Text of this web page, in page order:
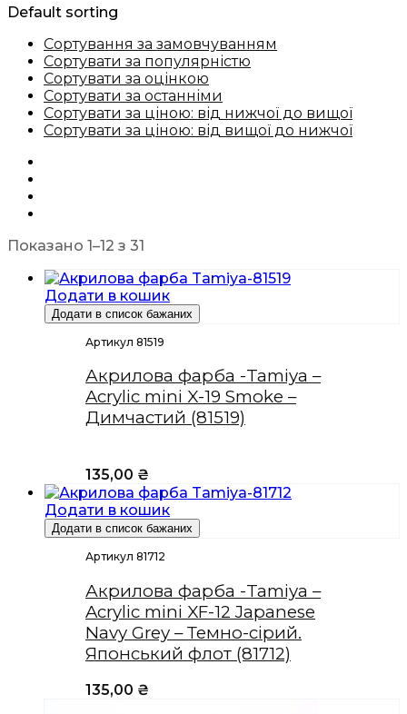
Default sorting
Сортування за замовчуванням
Сортувати за популярністю
Сортувати за оцінкою
Сортувати за останніми
Сортувати за ціною: від нижчої до вищої
Сортувати за ціною: від вищої до нижчої
Показано 1–12 з 31
Додати в кошик
Додати в список бажаних
Артикул 81519
Акрилова фарба -Tamiya –
Acrylic mini X-19 Smoke –
Димчастий (81519)
135,00 ₴
Додати в кошик
Додати в список бажаних
Артикул 81712
Акрилова фарба -Tamiya –
Acrylic mini XF-12 Japanese
Navy Grey – Темно-сірий.
Японський флот (81712)
135,00 ₴